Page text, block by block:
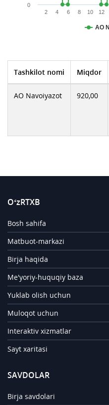
АО
2 4 6 8 10 12
0
Tashkilot nomi Miqdor
АО Navoiyazot 920,00
O‘zRTXB
Bosh sahifa
Matbuot-markazi
Birja haqida
Me'yoriy-huquqiy baza
Yuklab olish uchun
Muloqot uchun
Interaktiv xizmatlar
Sayt xaritasi
SAVDOLAR
Birja savdolari